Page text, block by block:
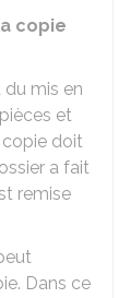
copie
mis en
et
copie doit
a fait
remise
Dans ce